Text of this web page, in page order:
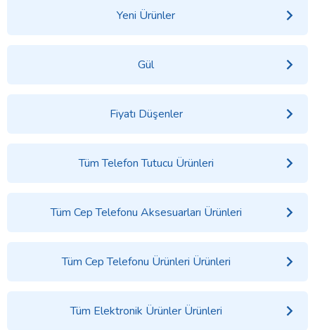
Yeni Ürünler
Gül
Fiyatı Düşenler
Tüm Telefon Tutucu Ürünleri
Tüm Cep Telefonu Aksesuarları Ürünleri
Tüm Cep Telefonu Ürünleri Ürünleri
Tüm Elektronik Ürünler Ürünleri